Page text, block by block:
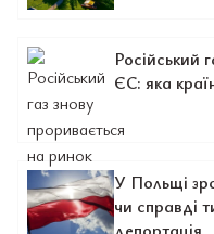
Російський
ЄС: яка
У Польщі
чи справді